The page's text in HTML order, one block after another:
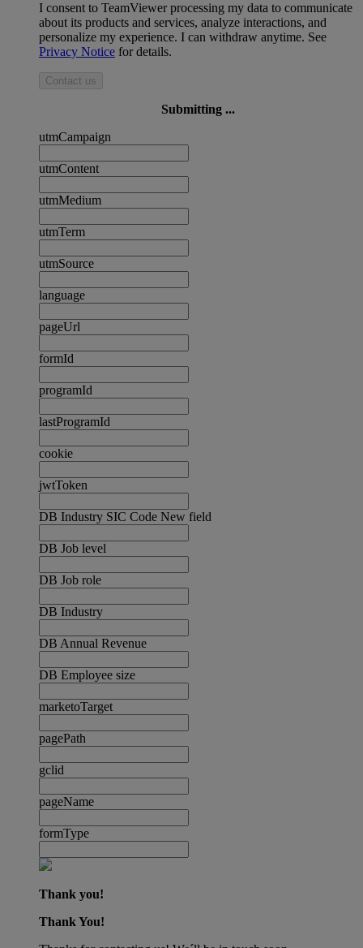
I consent to TeamViewer processing my data to communicate
about its products and services, analyze interactions, and
personalize my experience. I can withdraw anytime. See
Privacy Notice for details.
Contact us
Submitting ...
utmCampaign
utmContent
utmMedium
utmTerm
utmSource
language
pageUrl
formId
programId
lastProgramId
cookie
jwtToken
DB Industry SIC Code New field
DB Job level
DB Job role
DB Industry
DB Annual Revenue
DB Employee size
marketoTarget
pagePath
gclid
pageName
formType
Thank you!
Thank You!